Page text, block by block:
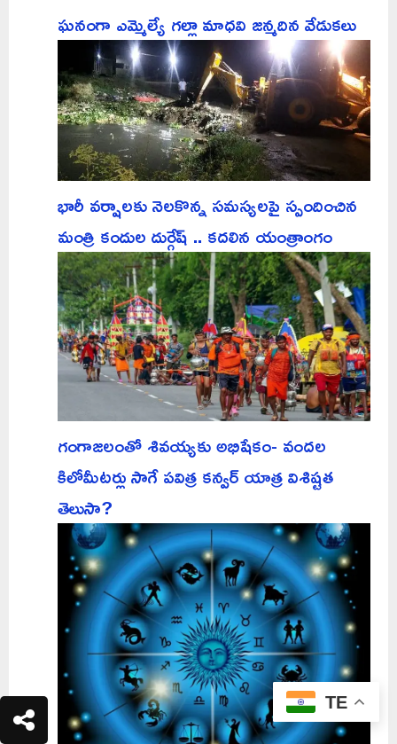
ఘనంగా ఎమ్మెల్యే గల్లా మాధవి జన్మదిన వేడుకలు
భారీ వర్షాలకు నెలకొన్న సమస్యలపై స్పందించిన
మంత్రి కందుల దుర్గేష్ .. కదలిన యంత్రాంగం
గంగాజలంతో శివయ్యకు అభిషేకం- వందల
కిలోమీటర్లు సాగే పవిత్ర కన్వర్ యాత్ర విశిష్టత
తెలుసా?
TE